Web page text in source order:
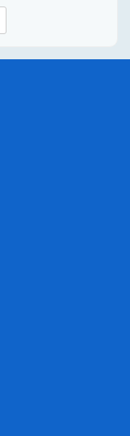
ယ်ရေးဝန်ကြီးဌာန
ဝန်ကြီးဌာန